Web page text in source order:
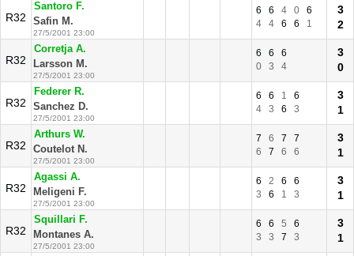
R32
Santoro F.
Safin M.
27/5/2001 23:00
6 6 4 0
6
4
4 6 6 1
3
2
R32
Corretja A.
Larsson M.
27/5/2001 23:00
6 6
6
0
3 4
3
0
R32
Federer R.
Sanchez D.
27/5/2001 23:00
6 6 1
6
4
3 6 3
3
1
R32
Arthurs W.
Coutelot N.
27/5/2001 23:00
7 6 7
7
6
7 6 6
3
1
R32
Agassi A.
Meligeni F.
27/5/2001 23:00
6 2 6
6
3
6 1 3
3
1
R32
Squillari F.
Montanes A.
27/5/2001 23:00
6 6 5
6
3
3 7 3
3
1